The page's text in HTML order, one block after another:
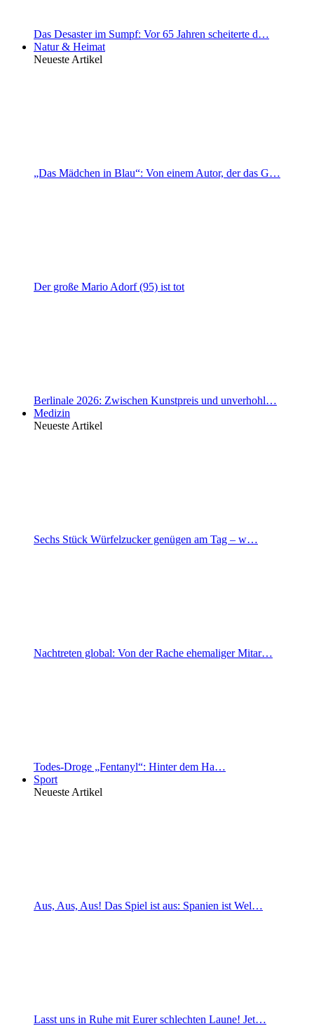
Das Desaster im Sumpf: Vor 65 Jahren scheiterte d…
Natur & Heimat
Neueste Artikel
„Das Mädchen in Blau“: Von einem Autor, der das G…
Der große Mario Adorf (95) ist tot
Berlinale 2026: Zwischen Kunstpreis und unverhohl…
Medizin
Neueste Artikel
Sechs Stück Würfelzucker genügen am Tag – w…
Nachtreten global: Von der Rache ehemaliger Mitar…
Todes-Droge „Fentanyl“: Hinter dem Ha…
Sport
Neueste Artikel
Aus, Aus, Aus! Das Spiel ist aus: Spanien ist Wel…
Lasst uns in Ruhe mit Eurer schlechten Laune! Jet…